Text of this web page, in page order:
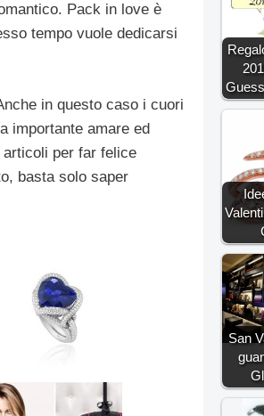
Pack in love è
tempo vuole dedicarsi
in questo caso i cuori
importante amare ed
per far felice
basta solo saper
San